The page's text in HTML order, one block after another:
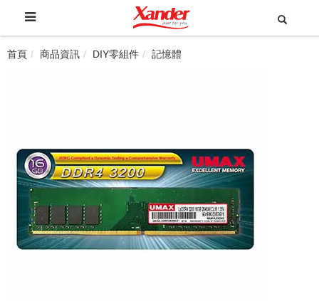
首頁 商品資訊 DIY零組件 記憶體